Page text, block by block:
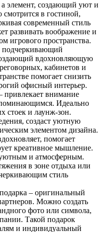
элемент, создающий уют и
в гостиной,
современный стиль
развивать воображение и
игрового пространства.
подчеркивающий
вдохновляющую
кабинетов и
помогает снизить
офисный интерьер.
привлекает внимание
Идеально
стоек и лаунж-зон.
создаст уютную
элементом дизайна.
помогает
креативное мышление.
уютным и атмосферным.
в зоне отдыха или
стиль
– оригинальный
Можно создать
фото или символа,
Такой подарок
и индивидуальный